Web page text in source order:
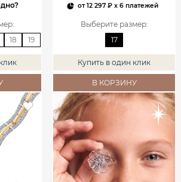
:
18 19
от12 297 ₽x 6 платежей
Выберите размер:
17
Купить в один клик
В КОРЗИНУ